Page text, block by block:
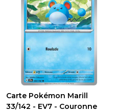
Carte Pokémon Marill
33/142 - EV7 - Couronne